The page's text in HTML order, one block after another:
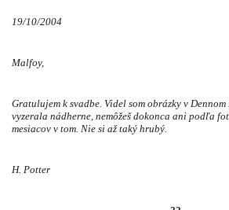
19/10/2004
Malfoy,
Gratulujem k svadbe. Videl som obrázky v
vyzerala nádherne, nemôžeš dokonca ani podľa
mesiacov v tom. Nie si až taký hrubý.
H. Potter